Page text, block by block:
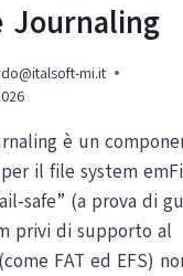
Journaling
mi.it
è un
il file system
safe” (a prova di
privi di supporto al
FAT ed EFS)